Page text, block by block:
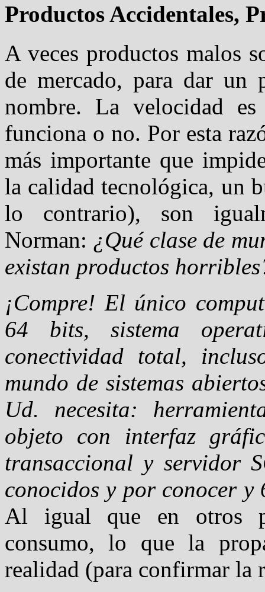
Productos Accidentales,
A veces productos malos
de mercado, para dar un
nombre. La velocidad
funciona o no. Por esta
más importante que
la calidad tecnológica, un
lo contrario), son
Norman: ¿Qué clase de
existan productos
¡Compre! El único
64 bits, sistema
conectividad total,
mundo de sistemas
Ud. necesita:
objeto con interfaz
transaccional y servidor
conocidos y por conocer
Al igual que en otros
consumo, lo que la
realidad (para confirmar la